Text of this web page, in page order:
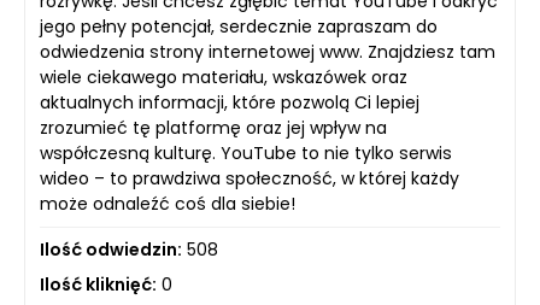
jego pełny potencjał, serdecznie zapraszam do
odwiedzenia strony internetowej www. Znajdziesz tam
wiele ciekawego materiału, wskazówek oraz
aktualnych informacji, które pozwolą Ci lepiej
zrozumieć tę platformę oraz jej wpływ na
współczesną kulturę. YouTube to nie tylko serwis
wideo – to prawdziwa społeczność, w której każdy
może odnaleźć coś dla siebie!
Ilość odwiedzin: 508
Ilość kliknięć: 0